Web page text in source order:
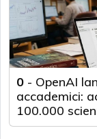
0 - OpenAI
accademici:
100.000